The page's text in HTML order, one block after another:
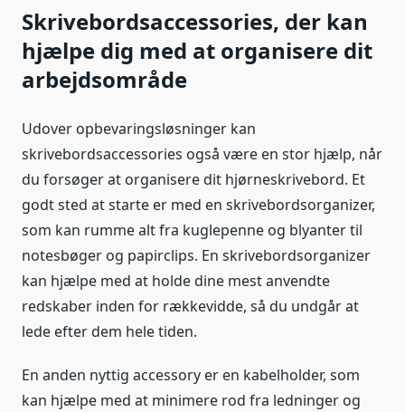
Skrivebordsaccessories, der kan
hjælpe dig med at organisere dit
arbejdsområde
Udover opbevaringsløsninger kan
skrivebordsaccessories også være en stor hjælp, når
du forsøger at organisere dit hjørneskrivebord. Et
godt sted at starte er med en skrivebordsorganizer,
som kan rumme alt fra kuglepenne og blyanter til
notesbøger og papirclips. En skrivebordsorganizer
kan hjælpe med at holde dine mest anvendte
redskaber inden for rækkevidde, så du undgår at
lede efter dem hele tiden.
En anden nyttig accessory er en kabelholder, som
kan hjælpe med at minimere rod fra ledninger og